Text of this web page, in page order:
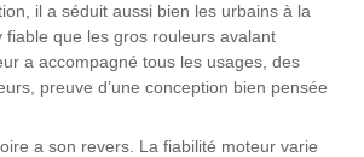
il a séduit aussi bien les urbains à la
fiable que les gros rouleurs avalant
a accompagné tous les usages, des
preuve d’une conception bien pensée
a son revers. La fiabilité moteur varie